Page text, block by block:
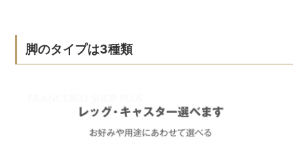
脚のタイプは3種類